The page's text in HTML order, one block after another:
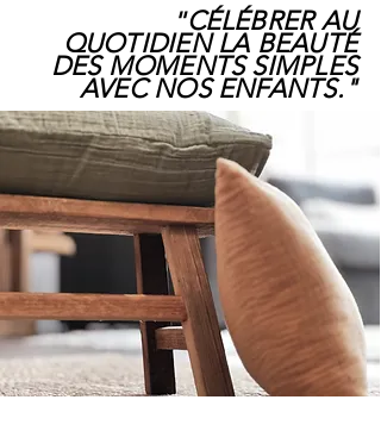
"CÉLÉBRER AU
QUOTIDIEN LA BEAUTÉ
DES MOMENTSSIMPLES
AVEC NOS ENFANTS."